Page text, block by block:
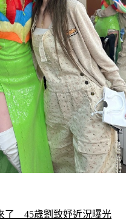
了　45歲劉致妤近況曝光